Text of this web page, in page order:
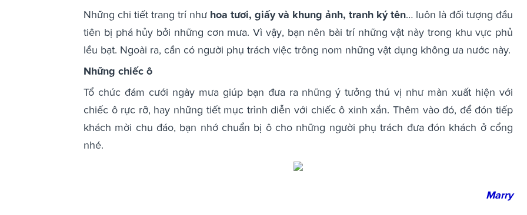
Những chi tiết trang trí như hoa tươi, giấy và khung ảnh, tranh ký tên… luôn là đối tượng đầu
tiên bị phá hủy bởi những cơn mưa. Vì vậy, bạn nên bài trí những vật này trong khu vực phủ
lều bạt. Ngoài ra, cần có người phụ trách việc trông nom những vật dụng không ưa nước này.
Những chiếc ô
Tổ chức đám cưới ngày mưa giúp bạn đưa ra những ý tưởng thú vị như màn xuất hiện với
chiếc ô rực rỡ, hay những tiết mục trình diễn với chiếc ô xinh xắn. Thêm vào đó, để đón tiếp
khách mời chu đáo, bạn nhớ chuẩn bị ô cho những người phụ trách đưa đón khách ở cổng
nhé.
Marry